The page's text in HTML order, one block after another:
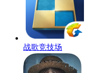
战歌竞技场